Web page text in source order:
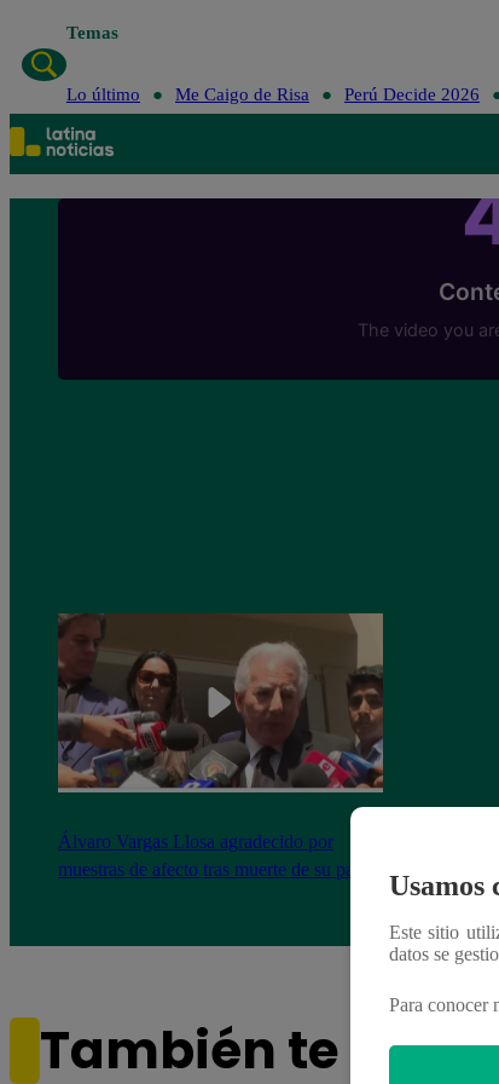
Temas
Lo último Me Caigo de Risa Perú Decide 2026
Álvaro Vargas Llosa agradecido por
muestras de afecto tras muerte de su padre
También te
Usamos
Este sitio
datos se
Para conocer